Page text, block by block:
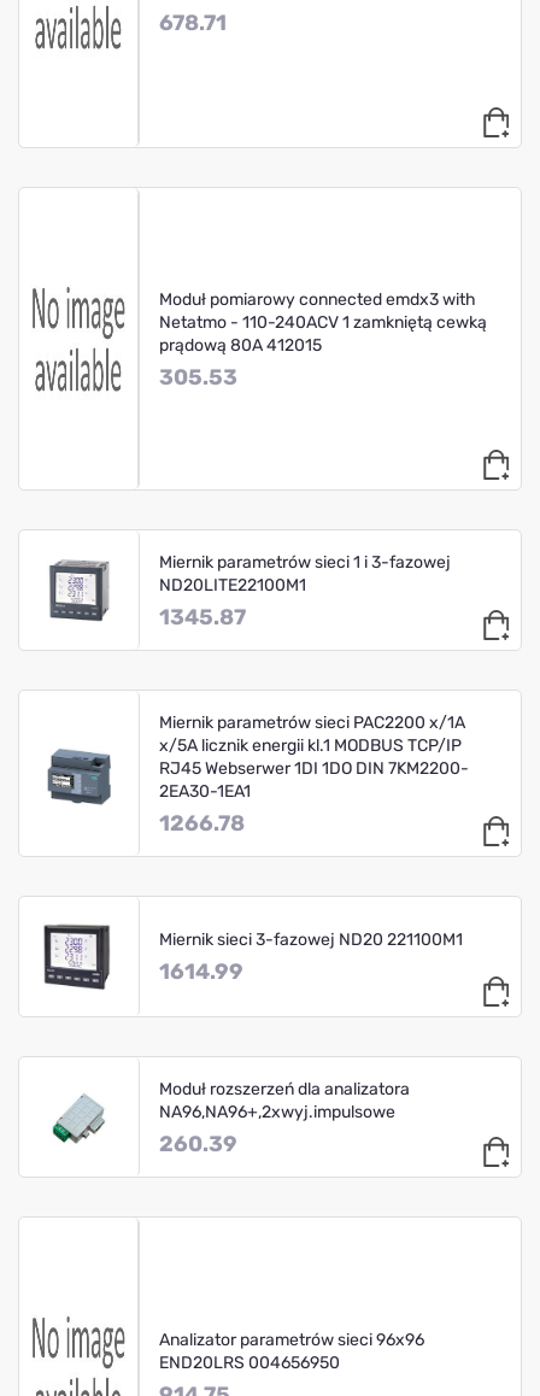
678.71
Moduł pomiarowy connected emdx3 with
Netatmo - 110-240ACV 1 zamkniętą cewką
prądową 80A 412015
305.53
Miernik parametrów sieci 1 i 3-fazowej
ND20LITE22100M1
1345.87
Miernik parametrów sieci PAC2200 x/1A
x/5A licznik energii kl.1 MODBUS TCP/IP
RJ45 Webserwer 1DI 1DO DIN 7KM2200-
2EA30-1EA1
1266.78
Miernik sieci 3-fazowej ND20 221100M1
1614.99
Moduł rozszerzeń dla analizatora
NA96,NA96+,2xwyj.impulsowe
260.39
Analizator parametrów sieci 96x96
END20LRS 004656950